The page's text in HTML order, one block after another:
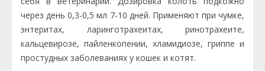
через день 0,3-0,5 мл 7-10 дней. Применяют при чумке,
энтеритах, ларинготрахеитах, ринотрахеите,
кальцевирозе, пайленкопении, хламидиозе, гриппе и
простудных заболеваниях у кошек и котят.